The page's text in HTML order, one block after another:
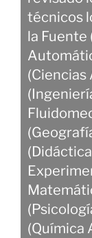
técnicos
la Fuente
(Ciencias
(Química